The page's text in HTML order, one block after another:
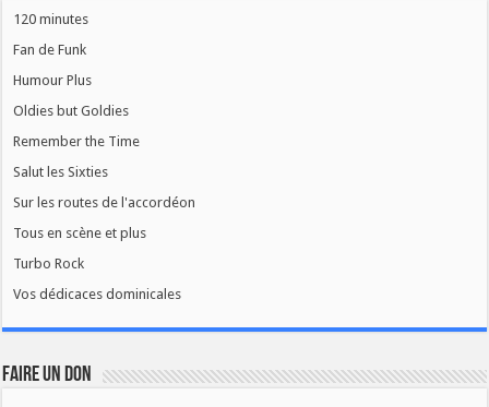
120 minutes
Fan de Funk
Humour Plus
Oldies but Goldies
Remember the Time
Salut les Sixties
Sur les routes de l'accordéon
Tous en scène et plus
Turbo Rock
Vos dédicaces dominicales
FAIRE UN DON